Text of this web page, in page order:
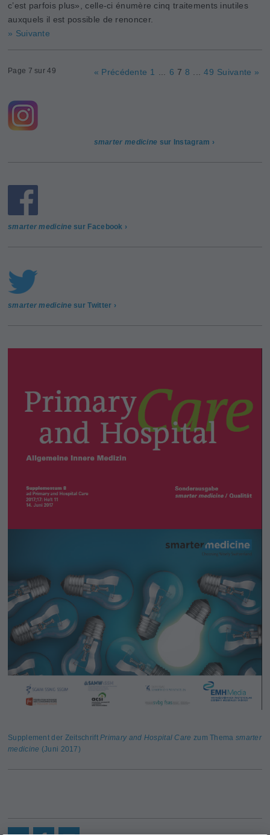
c’est parfois plus», celle-ci énumère cinq traitements inutiles
auxquels il est possible de renoncer.
» Suivante
Page 7 sur 49 « Précédente 1 6 7 8 49 Suivante »
smarter medicine sur Instagram ›
smarter medicine sur Facebook ›
smarter medicine sur Twitter ›
Supplement der ZeitschriftPrimary and Hospital Care zum Thema smarter
medicine (Juni 2017)